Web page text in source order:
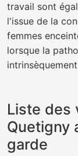
travail sont
l'issue de la
femmes
lorsque la
Liste des
Quetigny
garde